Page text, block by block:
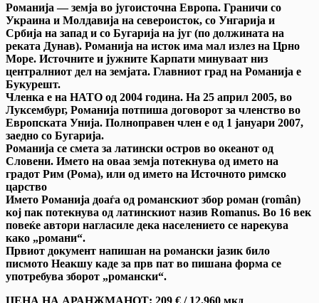
Романија — земја во југоисточна Европа. Граничи со
Украина и Молдавија на североисток, со Унгарија и
Србија на запад и со Бугарија на југ (по должината на
реката Дунав). Романија на исток има мал излез на Црно
Море. Источните и јужните Карпати минуваат низ
централниот дел на земјата. Главниот град на Романија е
Букурешт.
Членка е на НАТО од 2004 година. На 25 април 2005, во
Луксембург, Романија потпиша договорот за членство во
Европската Унија. Полноправен член е од 1 јануари 2007,
заедно со Бугарија.
Романија се смета за латински остров во океанот од
Словени. Името на оваа земја потекнува од името на
градот Рим (Рома), или од името на Источното римско
царство
Името Романија доаѓа од романскиот збор роман (român)
кој пак потекнува од латинскиот назив Romanus. Во 16 век
повеќе автори нагласиле дека населението се нарекува
како „романи“.
Првиот документ напишан на романски јазик било
писмото Неакшу каде за прв пат во пишана форма се
употребува зборот „романски“.
ЦЕНА НА АРАНЖМАНОТ: 209 € / 12.960 мкд